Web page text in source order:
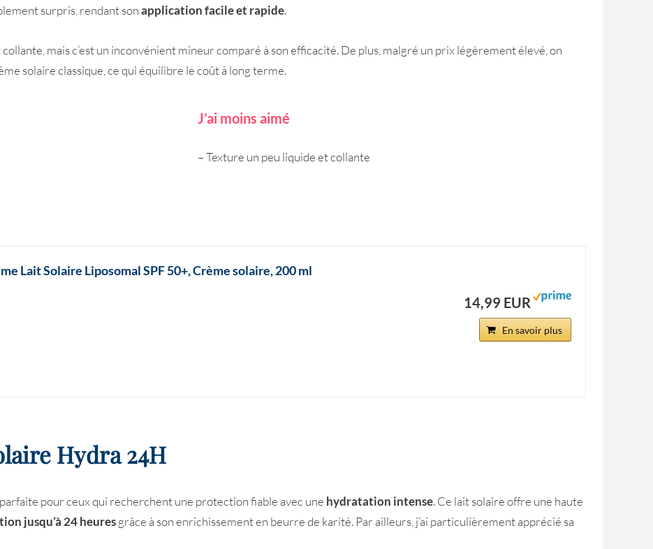
surpris, rendant sonapplication facile et rapide.
mais c’est un inconvénient mineur comparé à son efficacité. De plus, malgré un prix légèrement élevé, on
solaire classique, ce qui équilibre le coût à long terme.
J’ai moins aimé
– Texture un peu liquide et collante
Lait Solaire Liposomal SPF 50+, Crème solaire, 200 ml
14,99 EUR
En savoir plus
Hydra 24H
pour ceux qui recherchent une protection fiable avec une hydratation intense. Ce lait solaire offre une haute
jusqu’à 24 heuresgrâce à son enrichissement en beurre de karité. Par ailleurs, j’ai particulièrement apprécié sa